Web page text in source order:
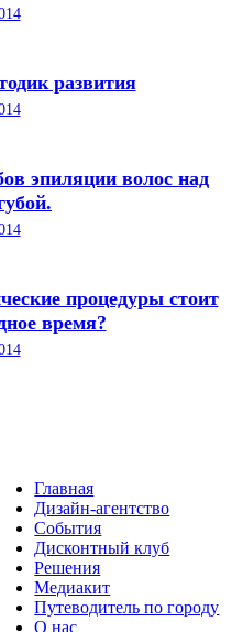
развития
эпиляции волос над
процедуры стоит
время?
Главная
Дизайн-агентство
События
Дисконтный клуб
Решения
Медиакит
Путеводитель по городу
О нас